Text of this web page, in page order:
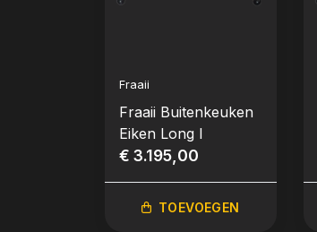
Fraaii
Fraaii Buitenkeuken
Eiken Long I
€ 3.195,00
TOEVOEGEN